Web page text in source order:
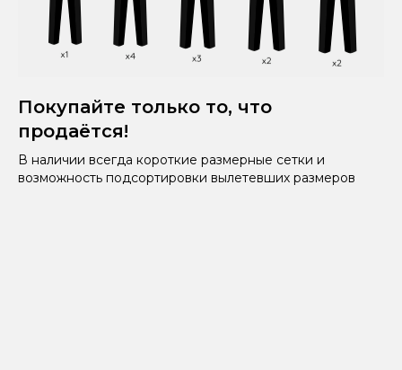
Покупайте только то, что
продаётся!
В наличии всегда короткие размерные сетки и
возможность подсортировки вылетевших размеров